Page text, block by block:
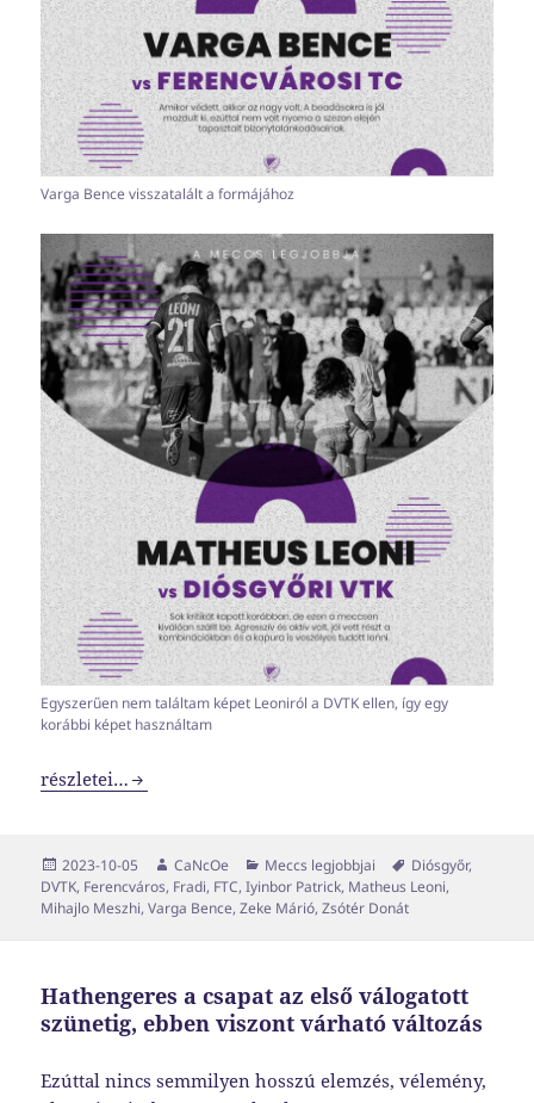
Varga Bence visszatalált a formájához
Egyszerűen nem találtam képet Leoniról a DVTK ellen, így egy
korábbi képet használtam
Tavaly ilyenkorról ismerős lehet a győzelem íze a Fradi
részletei…
Közzétéve
2023-10-05 Szerző
CaNcOe Kategória
Meccs legjobbjai Címke
Diósgyőr,
DVTK, Ferencváros, Fradi, FTC,Iyinbor Patrick, Matheus Leoni,
Mihajlo Meszhi,Varga Bence,Zeke Márió,Zsótér Donát
Hathengeres a csapat az első válogatott
szünetig, ebben viszont várható változás
Ezúttal nincs semmilyen hosszú elemzés, vélemény,